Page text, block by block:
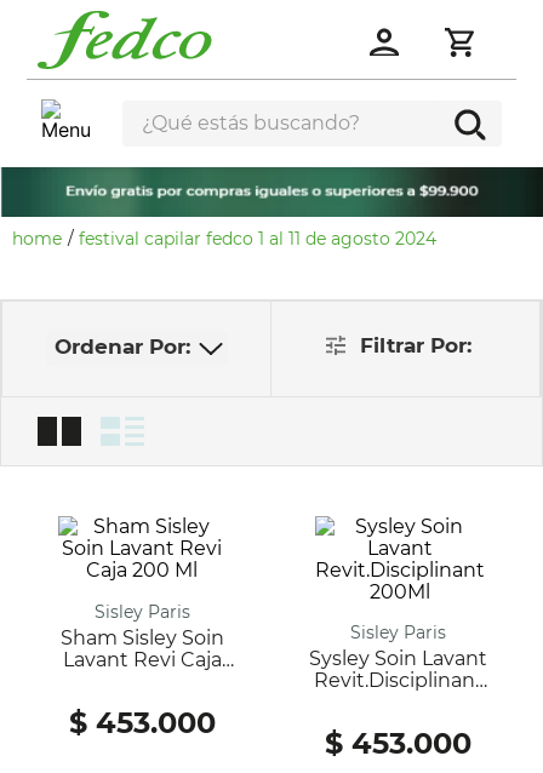
¿Qué estás buscando?
festival capilar fedco 1 al 11 de agosto 2024
Sisley Paris
Sham Sisley Soin
Lavant Revi Caja
$ 453.000
Sisley Paris
Sysley Soin Lavant
Revit.Disciplinant
$ 453.000